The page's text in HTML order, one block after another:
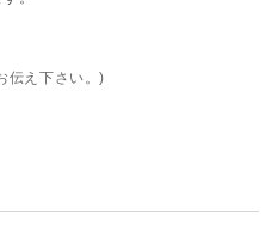
伝え下さい。)